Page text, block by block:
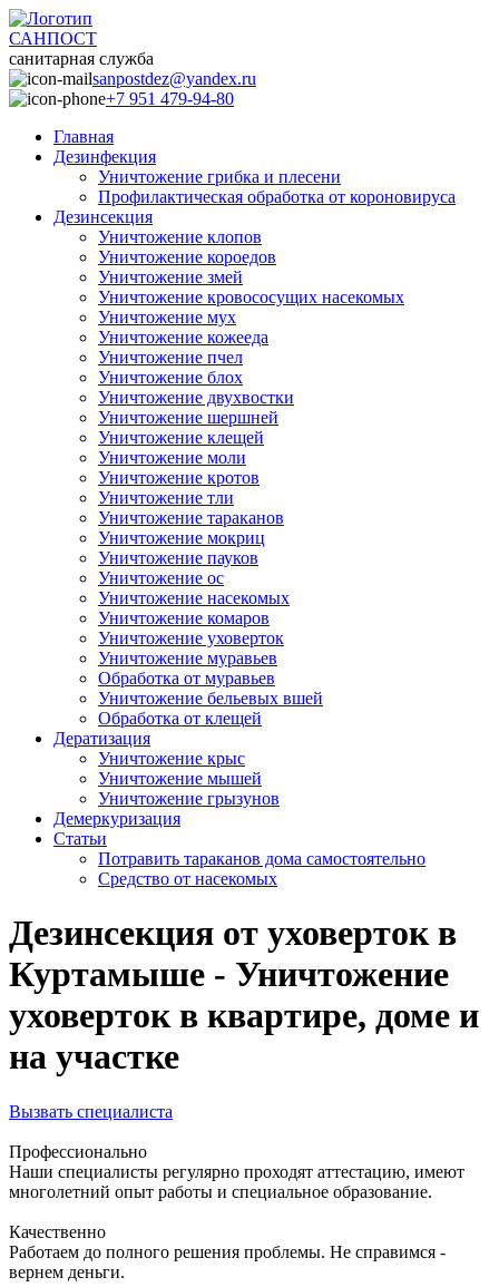
САНПОСТ
санитарная служба
sanpostdez@yandex.ru
+7 951 479-94-80
Главная
Дезинфекция
Уничтожение грибка и плесени
Профилактическая обработка от короновируса
Дезинсекция
Уничтожение клопов
Уничтожение короедов
Уничтожение змей
Уничтожение кровососущих насекомых
Уничтожение мух
Уничтожение кожееда
Уничтожение пчел
Уничтожение блох
Уничтожение двухвостки
Уничтожение шершней
Уничтожение клещей
Уничтожение моли
Уничтожение кротов
Уничтожение тли
Уничтожение тараканов
Уничтожение мокриц
Уничтожение пауков
Уничтожение ос
Уничтожение насекомых
Уничтожение комаров
Уничтожение уховерток
Уничтожение муравьев
Обработка от муравьев
Уничтожение бельевых вшей
Обработка от клещей
Дератизация
Уничтожение крыс
Уничтожение мышей
Уничтожение грызунов
Демеркуризация
Статьи
Потравить тараканов дома самостоятельно
Средство от насекомых
Дезинсекция от уховерток в
Куртамыше - Уничтожение
уховерток в квартире, доме и
на участке
Вызвать специалиста
Профессионально
Наши специалисты регулярно проходят аттестацию, имеют
многолетний опыт работы и специальное образование.
Качественно
Работаем до полного решения проблемы. Не справимся -
вернем деньги.